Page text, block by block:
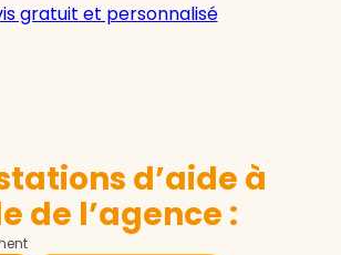
gratuit et personnalisé
d’aide à
de l’agence :